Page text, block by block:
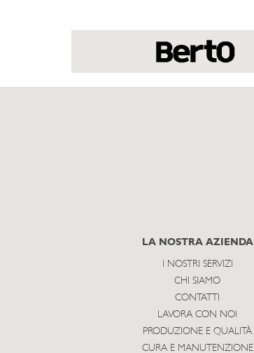
LA NOSTRA AZIENDA
I NOSTRI SERVIZI
CHI SIAMO
CONTATTI
LAVORA CON NOI
PRODUZIONE E QUALITÀ
CURA E MANUTENZIONE